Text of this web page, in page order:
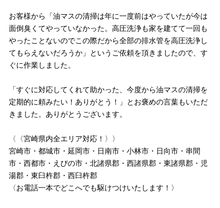
お客様から「油マスの清掃は年に一度前はやっていたが今は
面倒臭くてやっていなかった。高圧洗浄も家を建てて一回も
やったことないのでこの際だから全部の排水管を高圧洗浄し
てもらえないだろうか」というご依頼を頂きましたので、す
ぐに作業しました。
「すぐに対応してくれて助かった、今度から油マスの清掃を
定期的に頼みたい！ありがとう！」とお褒めの言葉もいただ
きました。ありがとうございます。
〈〈宮崎県内全エリア対応！〉〉
宮崎市・都城市・延岡市・日南市・小林市・日向市・串間
市・西都市・えびの市・北諸県郡・西諸県郡・東諸県郡・児
湯郡・東臼杵郡・西臼杵郡
〈お電話一本でどこへでも駆けつけいたします！〉